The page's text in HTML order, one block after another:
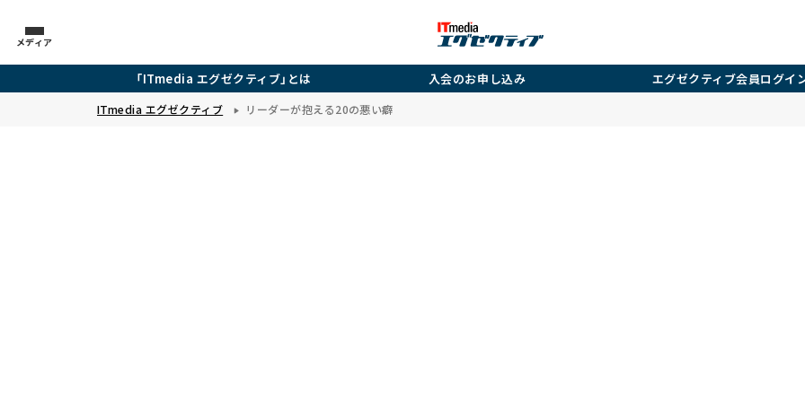
メディア
「ITmedia エグゼクティブ」とは 入会のお申し込み エグゼクティブ会員ログイ
ITmedia エグゼクティブ リーダーが抱える20の悪い癖